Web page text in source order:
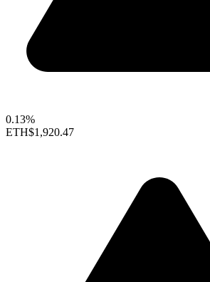
0.13%
ETH$1,920.47